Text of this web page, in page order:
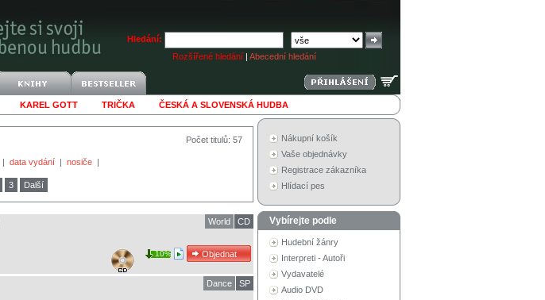
Hledání:
Rozšířené hledání | Abecední hledání
KAREL GOTT TRIČKA ČESKÁ A SLOVENSKÁ HUDBA
Počet titulů: 57
| data vydání | nosiče |
3 Další
CD
World
10%
SP
Dance
Nákupní košík
Vaše objednávky
Registrace zákazníka
Hlídací pes
Vybírejte podle
Hudební žánry
Interpreti - Autoři
Vydavatelé
Audio DVD